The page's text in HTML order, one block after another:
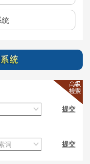
统